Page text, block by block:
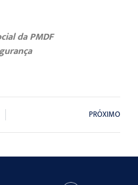
da PMDF
PRÓXIMO